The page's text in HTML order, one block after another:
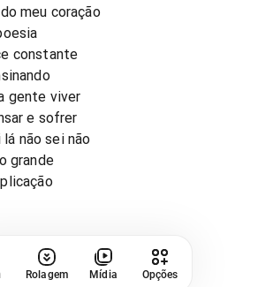
meu coração
constante
gente viver
e sofrer
não sei não
grande
Rolagem Mídia Opções